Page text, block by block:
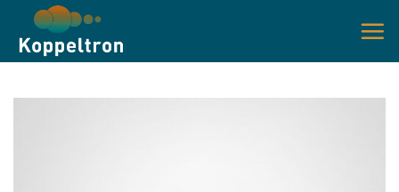
inhoud